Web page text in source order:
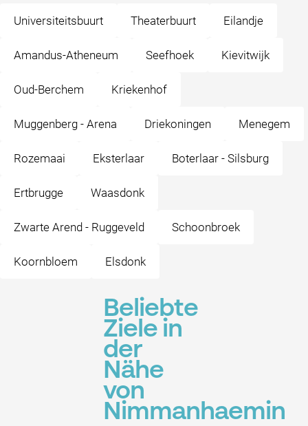
Universiteitsbuurt Theaterbuurt Eilandje
Amandus-Atheneum Seefhoek Kievitwijk
Oud-Berchem Kriekenhof
Muggenberg - Arena Driekoningen Menegem
Rozemaai Eksterlaar Boterlaar - Silsburg
Ertbrugge Waasdonk
Zwarte Arend - Ruggeveld Schoonbroek
Koornbloem Elsdonk
Beliebte
Ziele in
der
Nähe
von
Nimmanhaemin